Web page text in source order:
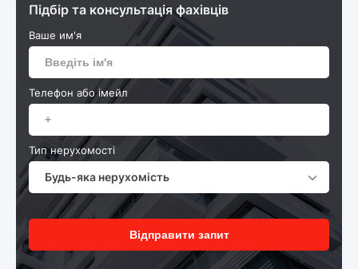
Підбір та консультація фахівців
Ваше им'я
Телефон або імейл
Тип нерухомості
Будь-яка нерухомість
Відправити запит